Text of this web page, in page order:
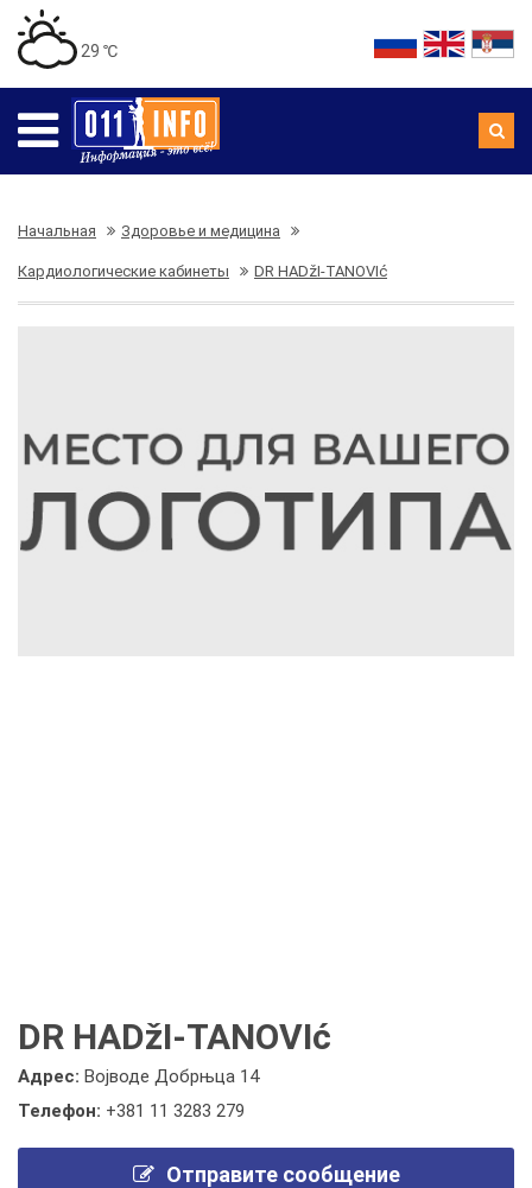
29 ℃
Начальная Здоровье и медицина
Кардиологические кабинеты DR HADžI-TANOVIć
DR HADžI-TANOVIć
Адрес: Војводе Добрњца 14
Телефон: +381 11 3283 279
Отправите сообщение